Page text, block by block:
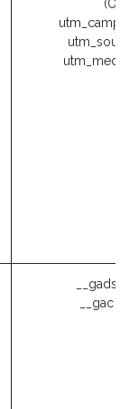
__gads
__gac